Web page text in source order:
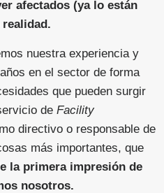
afectados (ya lo están
realidad.
nuestra experiencia y
en el sector de forma
que pueden surgir
de Facility
directivo o responsable de
más importantes, que
la primera impresión de
nosotros.